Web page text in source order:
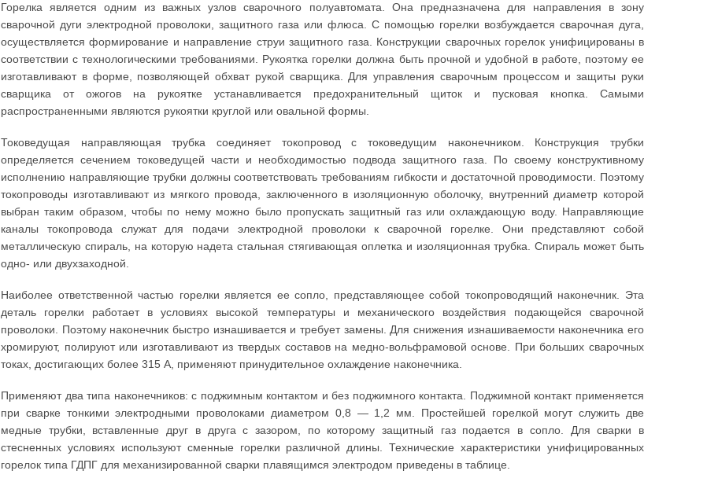
Горелка является одним из важных узлов сварочного полуавтомата. Она предназначена для направления в зону
сварочной дуги электродной проволоки, защитного газа или флюса. С помощью горелки возбуждается сварочная дуга,
осуществляется формирование и направление струи защитного газа. Конструкции сварочных горелок унифицированы в
соответствии с технологическими требованиями. Рукоятка горелки должна быть прочной и удобной в работе, поэтому ее
изготавливают в форме, позволяющей обхват рукой сварщика. Для управления сварочным процессом и защиты руки
сварщика от ожогов на рукоятке устанавливается предохранительный щиток и пусковая кнопка. Самыми
распространенными являются рукоятки круглой или овальной формы.
Токоведущая направляющая трубка соединяет токопровод с токоведущим наконечником. Конструкция трубки
определяется сечением токоведущей части и необходимостью подвода защитного газа. По своему конструктивному
исполнению направляющие трубки должны соответствовать требованиям гибкости и достаточной проводимости. Поэтому
токопроводы изготавливают из мягкого провода, заключенного в изоляционную оболочку, внутренний диаметр которой
выбран таким образом, чтобы по нему можно было пропускать защитный газ или охлаждающую воду. Направляющие
каналы токопровода служат для подачи электродной проволоки к сварочной горелке. Они представляют собой
металлическую спираль, на которую надета стальная стягивающая оплетка и изоляционная трубка. Спираль может быть
одно- или двухзаходной.
Наиболее ответственной частью горелки является ее сопло, представляющее собой токопроводящий наконечник. Эта
деталь горелки работает в условиях высокой температуры и механического воздействия подающейся сварочной
проволоки. Поэтому наконечник быстро изнашивается и требует замены. Для снижения изнашиваемости наконечника его
хромируют, полируют или изготавливают из твердых составов на медно-вольфрамовой основе. При больших сварочных
токах, достигающих более 315 А, применяют принудительное охлаждение наконечника.
Применяют два типа наконечников: с поджимным контактом и без поджимного контакта. Поджимной контакт применяется
при сварке тонкими электродными проволоками диаметром 0,8 — 1,2 мм. Простейшей горелкой могут служить две
медные трубки, вставленные друг в друга с зазором, по которому защитный газ подается в сопло. Для сварки в
стесненных условиях используют сменные горелки различной длины. Технические характеристики унифицированных
горелок типа ГДПГ для механизированной сварки плавящимся электродом приведены в таблице.